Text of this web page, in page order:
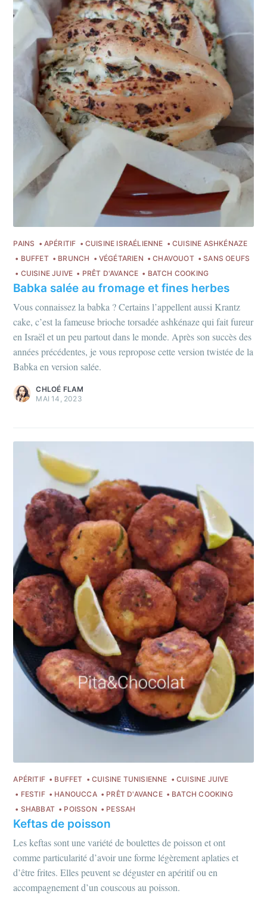
PAINS APÉRITIF CUISINE ISRAÉLIENNE
CUISINE ASHKÉNAZE
BUFFET
BRUNCH VÉGÉTARIEN CHAVOUOT
SANS OEUFS
CUISINE JUIVE
PRÊT D'AVANCE BATCH COOKING
Babka salée au fromage et fines herbes
Vous connaissez la babka ? Certains l’appellent aussi Krantz
cake, c’est la fameuse brioche torsadée ashkénaze qui fait fureur
en Israël et un peu partout dans le monde. Après son succès des
années précédentes, je vous repropose cette version twistée de la
Babka en version salée.
CHLOÉ FLAM
MAI 14, 2023
APÉRITIF BUFFET CUISINE TUNISIENNE
CUISINE JUIVE
FESTIF
HANOUCCA PRÊT D'AVANCE
BATCH COOKING
SHABBAT
POISSON PESSAH
Keftas de poisson
Les keftas sont une variété de boulettes de poisson et ont
comme particularité d’avoir une forme légèrement aplaties et
d’être frites. Elles peuvent se déguster en apéritif ou en
accompagnement d’un couscous au poisson.